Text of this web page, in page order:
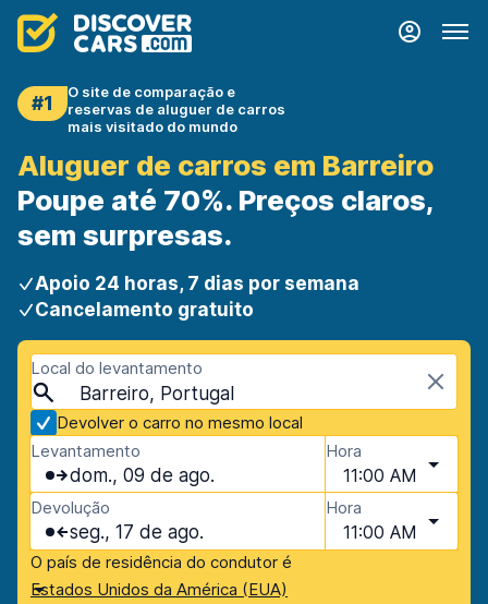
#1
O site de comparação e
reservas de aluguer de carros
mais visitado do mundo
Aluguer de carros em Barreiro
Poupe até 70%. Preços claros,
sem surpresas.
Apoio 24 horas, 7 dias por semana
Cancelamento gratuito
Local do levantamento
Barreiro, Portugal
Devolver o carro no mesmo local
Levantamento
dom., 09 de ago.
Hora
11:00 AM
Devolução
seg., 17 de ago.
Hora
11:00 AM
O país de residência do condutor é
Estados Unidos da América (EUA)